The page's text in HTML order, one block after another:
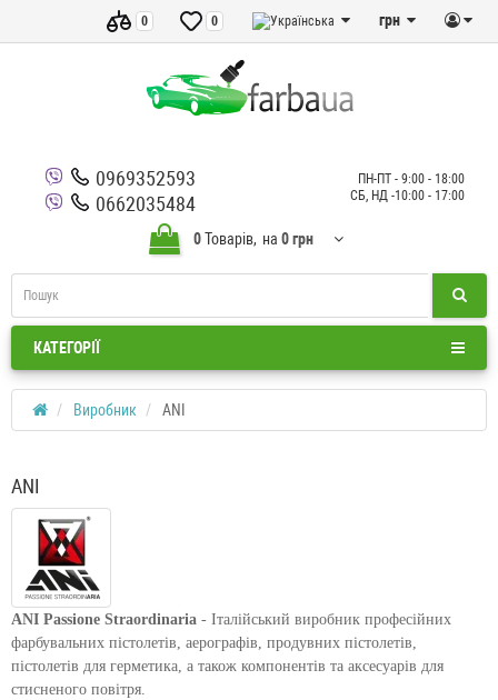
грн
0
0
0969352593
0662035484
ПН-ПТ - 9:00 - 18:00
СБ, НД -10:00 - 17:00
0Товарів, на 0 грн
КАТЕГОРІЇ
Виробник ANI
ANI
ANI Passione Straordinaria - Італійський виробник професійних
фарбувальних пістолетів, аерографів, продувних пістолетів,
пістолетів для герметика, а також компонентів та аксесуарів для
стисненого повітря.